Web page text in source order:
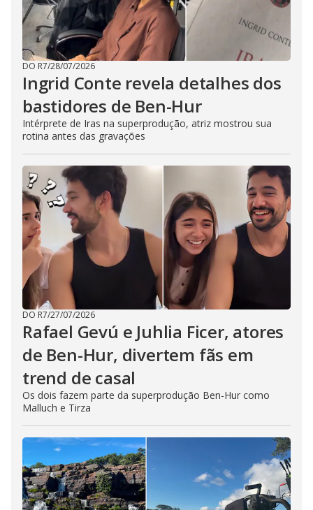
DO R7/28/07/2026
Ingrid Conte revela detalhes dos
bastidores de Ben-Hur
Intérprete de Iras na superprodução, atriz mostrou sua
rotina antes das gravações
DO R7/27/07/2026
Rafael Gevú e Juhlia Ficer, atores
de Ben-Hur, divertem fãs em
trend de casal
Os dois fazem parte da superprodução Ben-Hur como
Malluch e Tirza